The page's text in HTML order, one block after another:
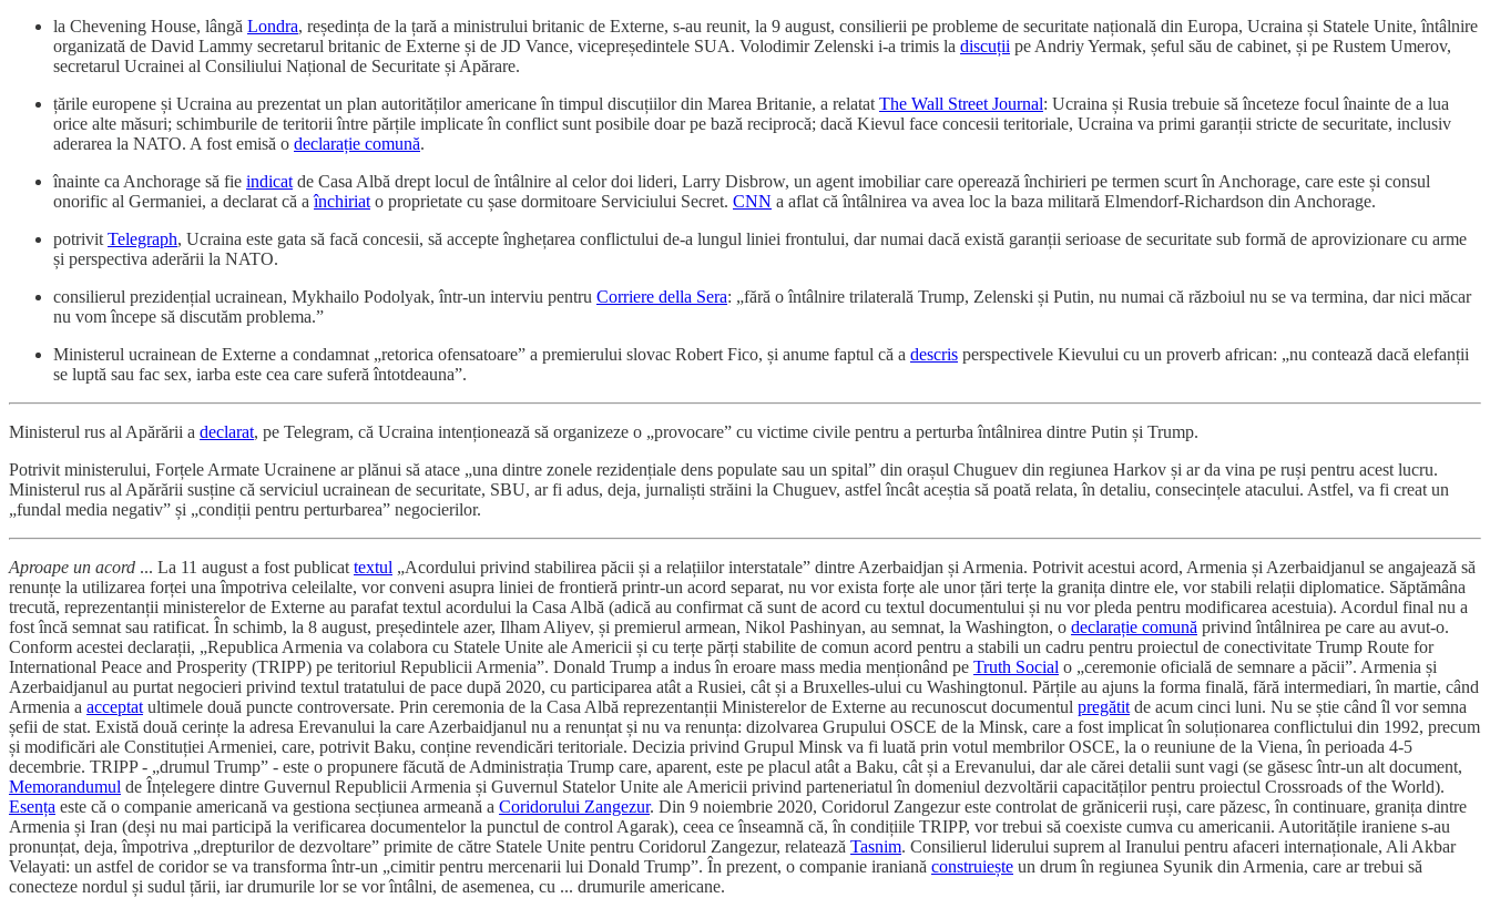
la Chevening House, lângă Londra, reședința de la țară a ministrului britanic de Externe, s-au reunit, la 9 august, consilierii pe probleme de securitate națională din Europa, Ucraina și Statele Unite, întâlnire
organizată de David Lammy secretarul britanic de Externe și de JD Vance, vicepreședintele SUA. Volodimir Zelenski i-a trimis la discuții pe Andriy Yermak, șeful său de cabinet, și pe Rustem Umerov,
secretarul Ucrainei al Consiliului Național de Securitate și Apărare.
țările europene și Ucraina au prezentat un plan autorităților americane în timpul discuțiilor din Marea Britanie, a relatat The Wall Street Journal: Ucraina și Rusia trebuie să înceteze focul înainte de a lua
orice alte măsuri; schimburile de teritorii între părțile implicate în conflict sunt posibile doar pe bază reciprocă; dacă Kievul face concesii teritoriale, Ucraina va primi garanții stricte de securitate, inclusiv
aderarea la NATO. A fost emisă o declarație comună.
înainte ca Anchorage să fie indicat de Casa Albă drept locul de întâlnire al celor doi lideri, Larry Disbrow, un agent imobiliar care operează închirieri pe termen scurt în Anchorage, care este și consul
onorific al Germaniei, a declarat că aînchiriat o proprietate cu șase dormitoare Serviciului Secret. CNN a aflat că întâlnirea va avea loc la baza militară Elmendorf-Richardson din Anchorage.
potrivit Telegraph, Ucraina este gata să facă concesii, să accepte înghețarea conflictului de-a lungul liniei frontului, dar numai dacă există garanții serioase de securitate sub formă de aprovizionare cu arme
și perspectiva aderării la NATO.
consilierul prezidențial ucrainean, Mykhailo Podolyak, într-un interviu pentru Corriere della Sera: „fără o întâlnire trilaterală Trump, Zelenski și Putin, nu numai că războiul nu se va termina, dar nici măcar
nu vom începe să discutăm problema.”
Ministerul ucrainean de Externe a condamnat „retorica ofensatoare” a premierului slovac Robert Fico, și anume faptul că a descris perspectivele Kievului cu un proverb african: „nu contează dacă elefanții
se luptă sau fac sex, iarba este cea care suferă întotdeauna”.
Ministerul rus al Apărării a declarat, pe Telegram, că Ucraina intenționează să organizeze o „provocare” cu victime civile pentru a perturba întâlnirea dintre Putin și Trump.
Potrivit ministerului, Forțele Armate Ucrainene ar plănui să atace „una dintre zonele rezidențiale dens populate sau un spital” din orașul Chuguev din regiunea Harkov și ar da vina pe ruși pentru acest lucru.
Ministerul rus al Apărării susține că serviciul ucrainean de securitate, SBU, ar fi adus, deja, jurnaliști străini la Chuguev, astfel încât aceștia să poată relata, în detaliu, consecințele atacului. Astfel, va fi creat un
„fundal media negativ” și „condiții pentru perturbarea” negocierilor.
Aproape un acord ... La 11 august a fost publicat textul „Acordului privind stabilirea păcii și a relațiilor interstatale” dintre Azerbaidjan și Armenia. Potrivit acestui acord, Armenia și Azerbaidjanul se angajează să
renunțe la utilizarea forței una împotriva celeilalte, vor conveni asupra liniei de frontieră printr-un acord separat, nu vor exista forțe ale unor țări terțe la granița dintre ele, vor stabili relații diplomatice. Săptămâna
trecută, reprezentanții ministerelor de Externe au parafat textul acordului la Casa Albă (adică au confirmat că sunt de acord cu textul documentului și nu vor pleda pentru modificarea acestuia). Acordul final nu a
fost încă semnat sau ratificat. În schimb, la 8 august, președintele azer, Ilham Aliyev, și premierul armean, Nikol Pashinyan, au semnat, la Washington, o declarație comună privind întâlnirea pe care au avut-o.
Conform acestei declarații, „Republica Armenia va colabora cu Statele Unite ale Americii și cu terțe părți stabilite de comun acord pentru a stabili un cadru pentru proiectul de conectivitate Trump Route for
International Peace and Prosperity (TRIPP) pe teritoriul Republicii Armenia”. Donald Trump a indus în eroare mass media menționând pe Truth Social o „ceremonie oficială de semnare a păcii”. Armenia și
Azerbaidjanul au purtat negocieri privind textul tratatului de pace după 2020, cu participarea atât a Rusiei, cât și a Bruxelles-ului cu Washingtonul. Părțile au ajuns la forma finală, fără intermediari, în martie, când
Armenia a acceptat ultimele două puncte controversate. Prin ceremonia de la Casa Albă reprezentanții Ministerelor de Externe au recunoscut documentul pregătit de acum cinci luni. Nu se știe când îl vor semna
șefii de stat. Există două cerințe la adresa Erevanului la care Azerbaidjanul nu a renunțat și nu va renunța: dizolvarea Grupului OSCE de la Minsk, care a fost implicat în soluționarea conflictului din 1992, precum
și modificări ale Constituției Armeniei, care, potrivit Baku, conține revendicări teritoriale. Decizia privind Grupul Minsk va fi luată prin votul membrilor OSCE, la o reuniune de la Viena, în perioada 4-5
decembrie. TRIPP - „drumul Trump” - este o propunere făcută de Administrația Trump care, aparent, este pe placul atât a Baku, cât și a Erevanului, dar ale cărei detalii sunt vagi (se găsesc într-un alt document,
Memorandumul de Înțelegere dintre Guvernul Republicii Armenia și Guvernul Statelor Unite ale Americii privind parteneriatul în domeniul dezvoltării capacităților pentru proiectul Crossroads of the World).
Esența este că o companie americană va gestiona secțiunea armeană a Coridorului Zangezur. Din 9 noiembrie 2020, Coridorul Zangezur este controlat de grănicerii ruși, care păzesc, în continuare, granița dintre
Armenia și Iran (deși nu mai participă la verificarea documentelor la punctul de control Agarak), ceea ce înseamnă că, în condițiile TRIPP, vor trebui să coexiste cumva cu americanii. Autoritățile iraniene s-au
pronunțat, deja, împotriva „drepturilor de dezvoltare” primite de către Statele Unite pentru Coridorul Zangezur, relatează Tasnim. Consilierul liderului suprem al Iranului pentru afaceri internaționale, Ali Akbar
Velayati: un astfel de coridor se va transforma într-un „cimitir pentru mercenarii lui Donald Trump”. În prezent, o companie iraniană construiește un drum în regiunea Syunik din Armenia, care ar trebui să
conecteze nordul și sudul țării, iar drumurile lor se vor întâlni, de asemenea, cu ... drumurile americane.